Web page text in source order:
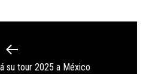
Previous
su tour 2025 a México